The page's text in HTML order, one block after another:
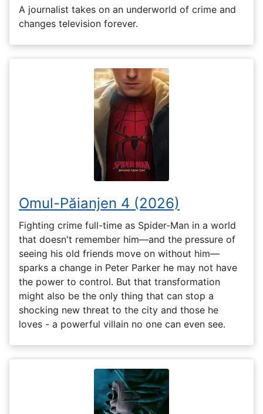
A journalist takes on an underworld of crime and
changes television forever.
Omul-Păianjen 4 (2026)
Fighting crime full-time as Spider-Man in a world
that doesn't remember him—and the pressure of
seeing his old friends move on without him—
sparks a change in Peter Parker he may not have
the power to control. But that transformation
might also be the only thing that can stop a
shocking new threat to the city and those he
loves - a powerful villain no one can even see.